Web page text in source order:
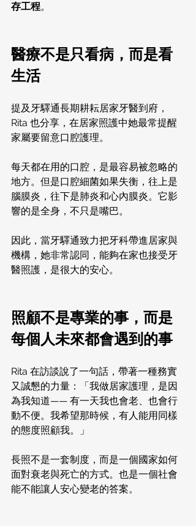
存工程。
醫療不是只看病，而是看
生活
提及牙驛通長期耕耘居家牙醫到府，
Rita 也分享，在居家照護中她最常提醒
家屬要留意口腔護理。
每天都在用的口腔，是最容易被忽略的
地方。但是口腔細菌如果失衡，往上是
腦膜炎，往下是肺炎和心內膜炎。它影
響的是全身，不只是嘴巴。
因此，當牙驛通致力把牙科帶進居家與
機構，她非常認同，能夠在家也接受牙
醫照護，是很大的安心。
照顧不是專業的事，而是
每個人未來都會遇到的事
Rita 在訪談說了一句話，帶著一種務實
又誠懇的力量：「我做居家護理，是因
為我知道—— 有一天我也會老、也會行
動不便。我希望那時候，有人能用同樣
的態度照顧我。」
長照不是一套制度，而是一個國家如何
面對衰老與死亡的方式。也是一個社會
能不能讓人安心變老的答案。